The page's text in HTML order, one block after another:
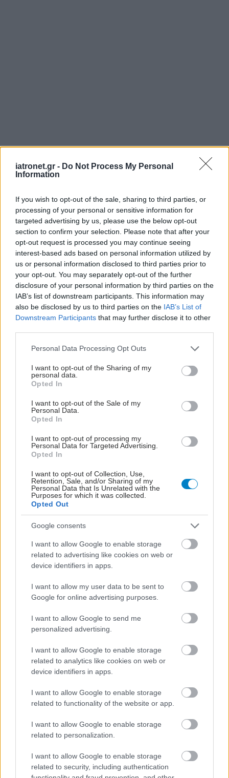
iatronet.gr - Do Not Process My Personal
Information
If you wish to opt-out of the sale, sharing to third parties, or
processing of your personal or sensitive information for
targeted advertising by us, please use the below opt-out
section to confirm your selection. Please note that after your
opt-out request is processed you may continue seeing
interest-based ads based on personal information utilized by
us or personal information disclosed to third parties prior to
your opt-out. You may separately opt-out of the further
disclosure of your personal information by third parties on the
IAB’s list of downstream participants. This information may
also be disclosed by us to third parties on the IAB’s List of
Downstream Participants that may further disclose it to other
Please note that this website/app uses one or more Google
not limited to your visit or usage behaviour. You may click to
grant or deny consent to Google and its third-party tags to
use your data for below specified purposes in below Google
consent section.
Personal Data Processing Opt Outs
I want to opt-out of the Sharing of my
personal data.
Opted In
I want to opt-out of the Sale of my
Personal Data.
Opted In
I want to opt-out of processing my
Personal Data for Targeted Advertising.
Opted In
I want to opt-out of Collection, Use,
Retention, Sale, and/or Sharing of my
Personal Data that Is Unrelated with the
Purposes for which it was collected.
Opted Out
Google consents
I want to allow Google to enable storage
related to advertising like cookies on web or
device identifiers in apps.
I want to allow my user data to be sent to
Google for online advertising purposes.
I want to allow Google to send me
personalized advertising.
I want to allow Google to enable storage
related to analytics like cookies on web or
device identifiers in apps.
I want to allow Google to enable storage
related to functionality of the website or app.
I want to allow Google to enable storage
related to personalization.
I want to allow Google to enable storage
related to security, including authentication
ΜΠΕΙΤΕ ΣΤΗ ΣΥΖΗΤΗΣΗ
Loading...